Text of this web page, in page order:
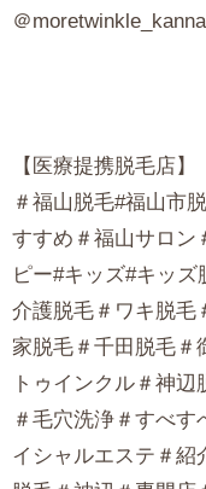
＠
【医療提携脱毛店】
＃福山脱毛#福山市
すすめ＃福山サロン
ピー#キッズ#キッ
介護脱毛＃ワキ脱毛
家脱毛＃千田脱毛＃
トゥインクル＃神
＃毛穴洗浄＃すべ
イシャルエステ＃紹